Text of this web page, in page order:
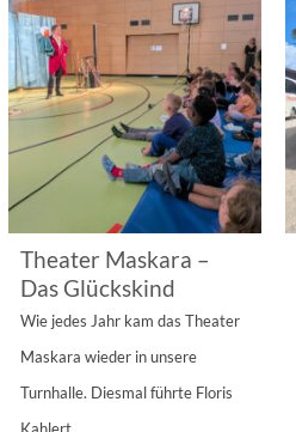
Theater Maskara –
Das Glückskind
Wie jedes Jahr kam das Theater
Maskara wieder in unsere
Turnhalle. Diesmal führte Floris
Kahlert...